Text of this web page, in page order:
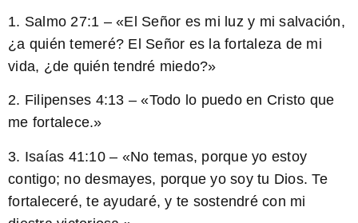
1. Salmo 27:1 – «El Señor es mi luz y mi salvación,
¿a quién temeré? El Señor es la fortaleza de mi
vida, ¿de quién tendré miedo?»
2. Filipenses 4:13 – «Todo lo puedo en Cristo que
me fortalece.»
3. Isaías 41:10 – «No temas, porque yo estoy
contigo; no desmayes, porque yo soy tu Dios. Te
fortaleceré, te ayudaré, y te sostendré con mi